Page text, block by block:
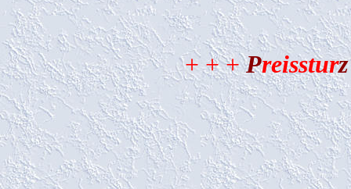
+ + +Preissturz